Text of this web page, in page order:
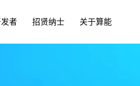
者 招贤纳士 关于算能